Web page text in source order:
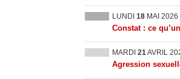
LUNDI 18 MAI 2026
Constat : ce
MARDI 21AVRIL
Agression